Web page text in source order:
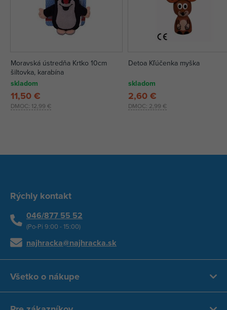
Moravská ústredňa Krtko 10cm
šiltovka, karabína
skladom
DMOC: 12,99 €
11,50 €
Detoa Kľúčenka myška
skladom
DMOC: 2,99 €
2,60 €
Rýchly kontakt
046/877 55 52
(Po-Pi 9:00 - 15:00)
najhracka@najhracka.sk
Všetko o nákupe